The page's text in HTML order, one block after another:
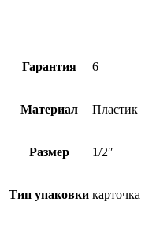
Гарантия 6
Материал Пластик
Размер 1/2″
Тип упаковки